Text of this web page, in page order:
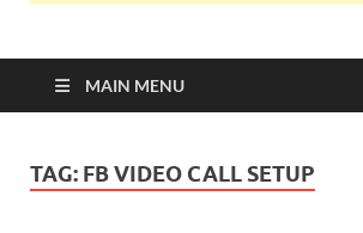
MAIN MENU
TAG: FB VIDEO CALL SETUP